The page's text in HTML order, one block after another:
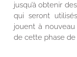
jusqu’à obtenir
qui seront
jouent à
de cette phase de